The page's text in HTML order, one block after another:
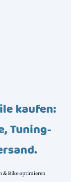
kaufen:
Tuning-
& Bike optimieren